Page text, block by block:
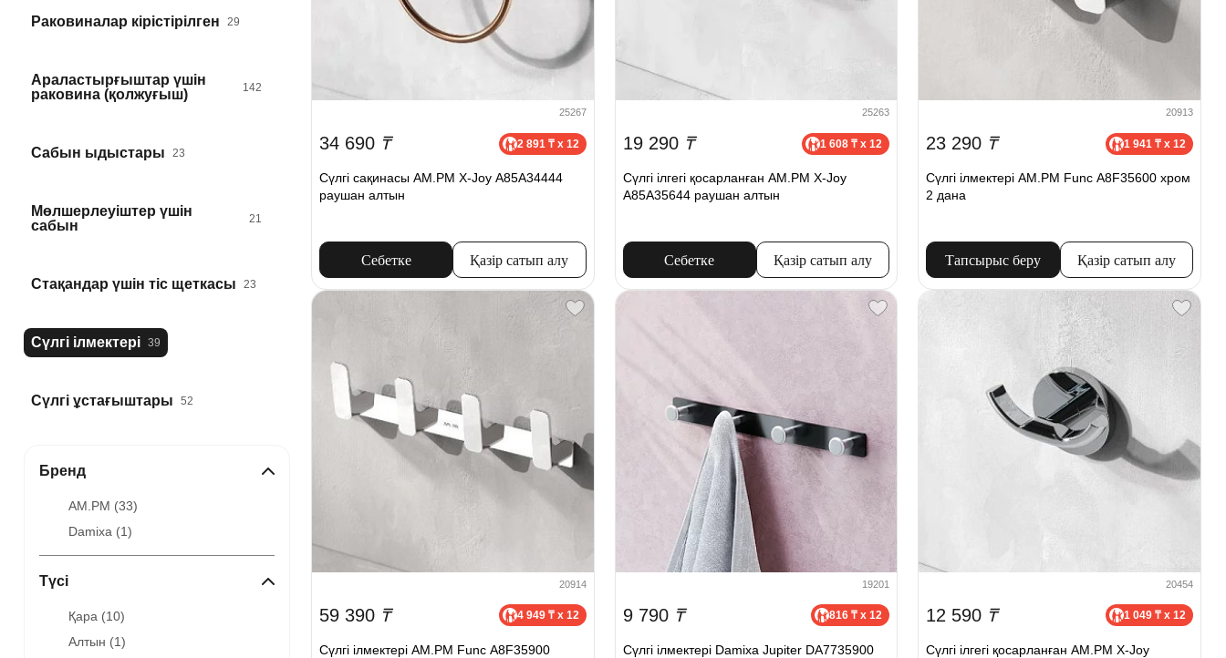
Раковиналар кірістірілген 29
Араластырғыштар үшін
раковина (қолжуғыш)
142
Сабын ыдыстары 23
Мөлшерлеуіштер үшін
сабын
21
Стақандар үшін тіс щеткасы 23
Сүлгі ілмектері 39
Сүлгі ұстағыштары 52
Бренд
AM.PM (33)
Damixa (1)
Түсі
Қара (10)
Алтын (1)
25267
34 690 ₸ 2 891 ₸ x 12
Сүлгі сақинасы AM.PM X-Joy A85A34444
раушан алтын
Себетке Қазір сатып алу
25263
19 290 ₸ 1 608 ₸ x 12
Сүлгі ілгегі қосарланған AM.PM X-Joy
A85A35644 раушан алтын
Себетке Қазір сатып алу
20913
23 290 ₸ 1 941 ₸ x 12
Сүлгі ілмектері AM.PM Func A8F35600 хром
2 дана
Тапсырыс беру Қазір сатып алу
20914
59 390 ₸ 4 949 ₸ x 12
Сүлгі ілмектері AM.PM Func A8F35900
19201
9 790 ₸ 816 ₸ x 12
Сүлгі ілмектері Damixa Jupiter DA7735900
20454
12 590 ₸ 1 049 ₸ x 12
Сүлгі ілгегі қосарланған AM.PM X-Joy